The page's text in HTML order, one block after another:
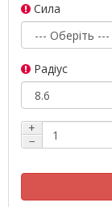
Сила
Радіус
+
−